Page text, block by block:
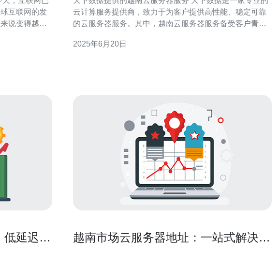
互联网的发
说变得越来
云计算服务提供商，致力于为客户提供高性能、稳定可靠
的云服务器服务。其中，越南云服务器服务备受客户青
优势和特点。 天下数据的越南云服务器采用先进的硬件设
2025年6月20日
低延迟的
越南市场云服务器地址：一站式解决您